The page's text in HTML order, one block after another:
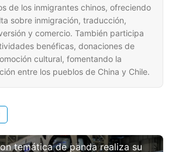
de los inmigrantes chinos, ofreciendo
sobre inmigración, traducción,
y comercio. También participa
benéficas, donaciones de
cultural, fomentando la
entre los pueblos de China y Chile.
temática de panda realiza su